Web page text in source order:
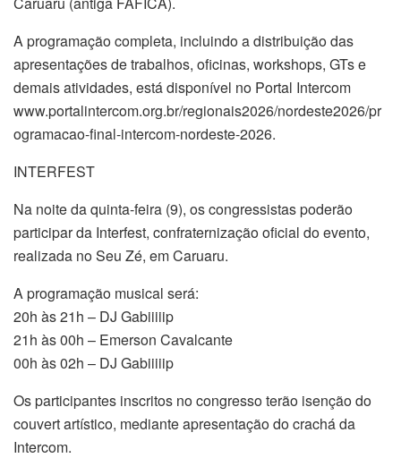
A programação completa, incluindo a distribuição das
apresentações de trabalhos, oficinas, workshops, GTs e
demais atividades, está disponível no Portal Intercom
www.portalintercom.org.br/regionais2026/nordeste2026/pr
ogramacao-final-intercom-nordeste-2026.
INTERFEST
Na noite da quinta-feira (9), os congressistas poderão
participar da Interfest, confraternização oficial do evento,
realizada no Seu Zé, em Caruaru.
A programação musical será:
20h às 21h – DJ Gabiiiiip
21h às 00h – Emerson Cavalcante
00h às 02h – DJ Gabiiiiip
Os participantes inscritos no congresso terão isenção do
couvert artístico, mediante apresentação do crachá da
Intercom.